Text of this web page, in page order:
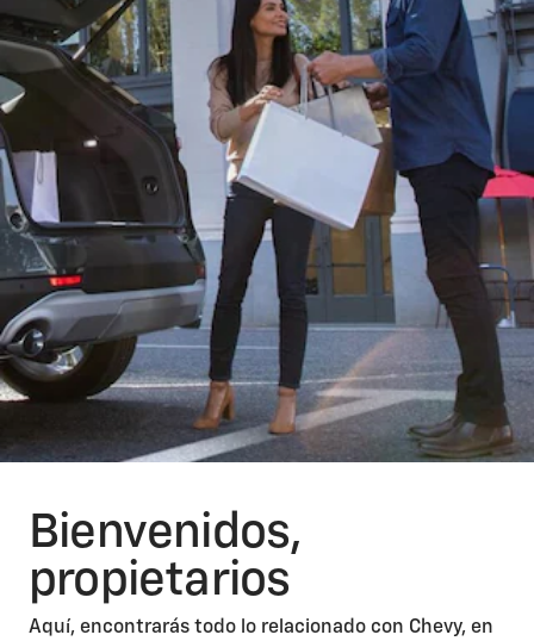
Bienvenidos,
propietarios
Aquí, encontrarás todo lo relacionado con Chevy, en